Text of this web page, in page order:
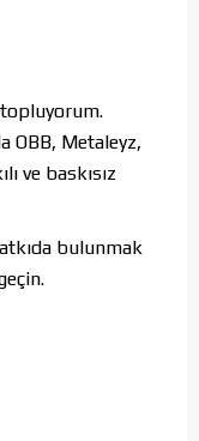
topluyorum.
OBB, Metaleyz,
ve baskısız
bulunmak